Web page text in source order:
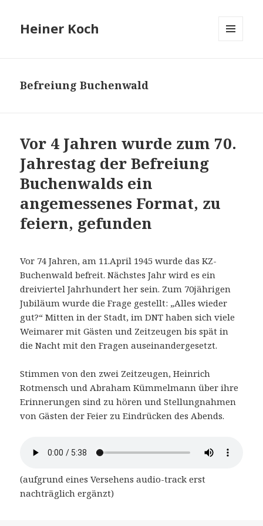
Heiner Koch
Befreiung Buchenwald
Vor 4 Jahren wurde zum 70.
Jahrestag der Befreiung
Buchenwalds ein
angemessenes Format, zu
feiern, gefunden
Vor 74 Jahren, am 11.April 1945 wurde das KZ-
Buchenwald befreit. Nächstes Jahr wird es ein
dreiviertel Jahrhundert her sein. Zum 70jährigen
Jubiläum wurde die Frage gestellt: „Alles wieder
gut?“ Mitten in der Stadt, im DNT haben sich viele
Weimarer mit Gästen und Zeitzeugen bis spät in
die Nacht mit den Fragen auseinandergesetzt.
Stimmen von den zwei Zeitzeugen, Heinrich
Rotmensch und Abraham Kümmelmann über ihre
Erinnerungen sind zu hören und Stellungnahmen
von Gästen der Feier zu Eindrücken des Abends.
(aufgrund eines Versehens audio-track erst
nachträglich ergänzt)